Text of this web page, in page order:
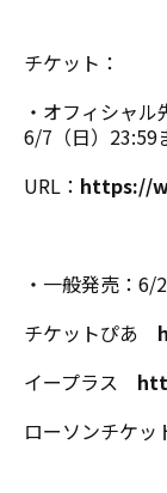
チケット：
・オフィシャ
6/7（日）23:59
URL： https://
・一般発売：6/
チケットぴあ
イープラス
ローソンチケッ